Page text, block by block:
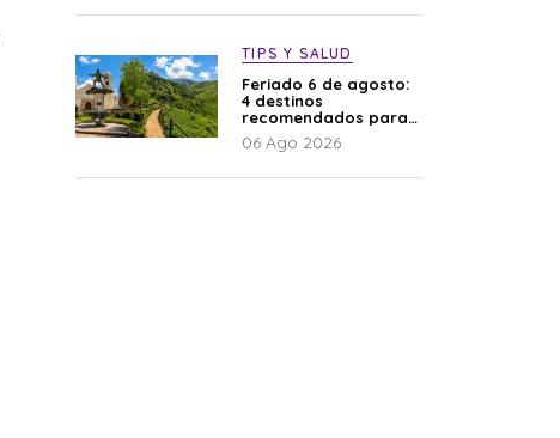
TIPS Y SALUD
Feriado 6 de agosto:
4 destinos
recomendados para
disfrutar el descanso
06 Ago 2026